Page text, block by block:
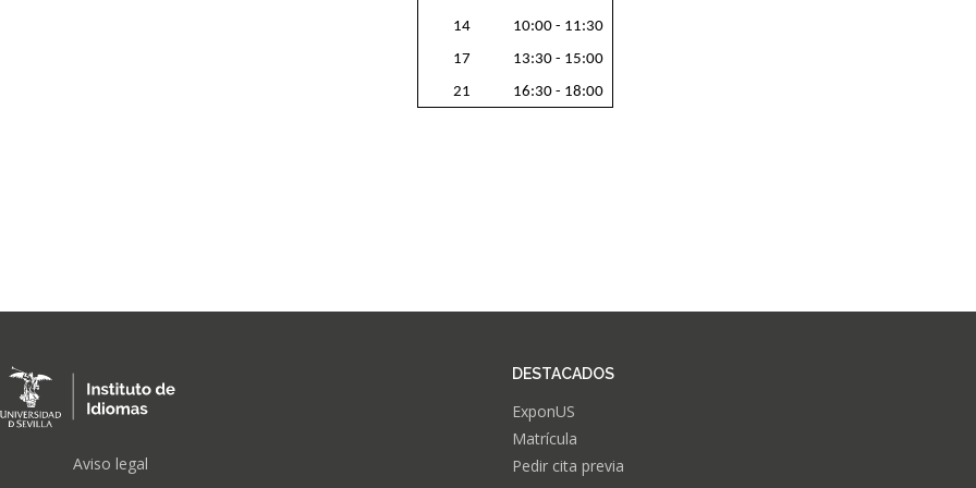
14
10:00 - 11:30
17
13:30 - 15:00
21
16:30 - 18:00
Aviso legal
DESTACADOS
ExponUS
Matrícula
Pedir cita previa